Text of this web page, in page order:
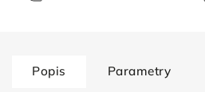
Popis Parametry